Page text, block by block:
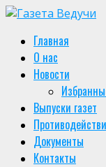
Skip
content
Primary
Menu
Главная
О нас
Новости
Выпуски газет
Документы
Контакты